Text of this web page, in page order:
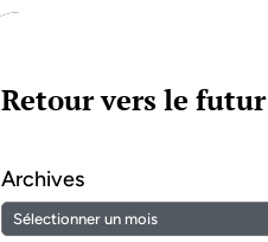
Retour vers le futur
Archives